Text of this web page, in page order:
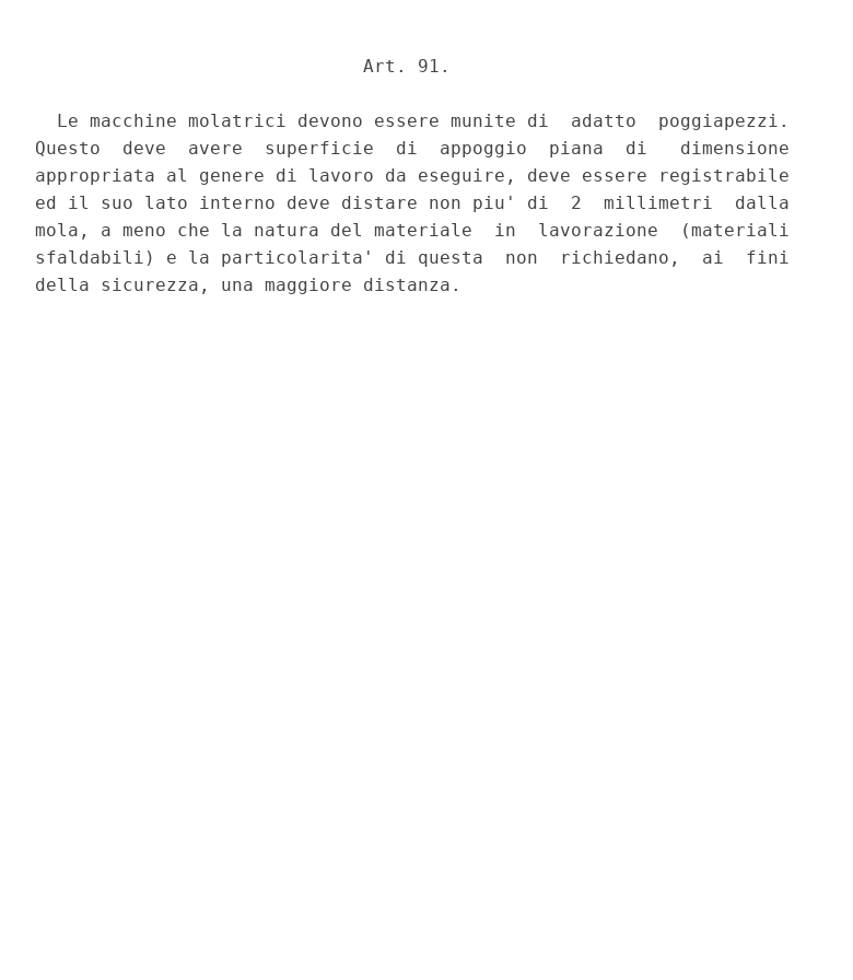
                              Art. 91.
  Le macchine molatrici devono essere munite di  adatto  poggiapezzi.
Questo  deve  avere  superficie  di  appoggio  piana  di   dimensione
appropriata al genere di lavoro da eseguire, deve essere registrabile
ed il suo lato interno deve distare non piu' di  2  millimetri  dalla
mola, a meno che la natura del materiale  in  lavorazione  (materiali
sfaldabili) e la particolarita' di questa  non  richiedano,  ai  fini